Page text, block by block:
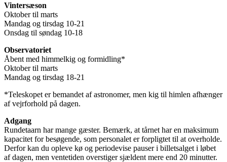
Vintersæson
Oktober til marts
Mandag og tirsdag 10-21
Onsdag til søndag 10-18
Observatoriet
Åbent med himmelkig og formidling*
Oktober til marts
Mandag og tirsdag 18-21
*Teleskopet er bemandet af astronomer, men kig til himlen afhænger
af vejrforhold på dagen.
Adgang
Rundetaarn har mange gæster. Bemærk, at tårnet har en maksimum
kapacitet for besøgende, som personalet er forpligtet til at overholde.
Derfor kan du opleve kø og periodevise pauser i billetsalget i løbet
af dagen, men ventetiden overstiger sjældent mere end 20 minutter.